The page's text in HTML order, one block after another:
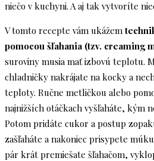
niečo v kuchyni. A aj tak vytvoríte
V tomto recepte vám ukážem
pomocou šľahania (tzv. creaming
suroviny musia mať izbovú teplotu.
chladničky nakrájate na kocky a
teploty. Ručne metličkou alebo
najnižších otáčkach vyšľaháte, kým
Potom pridáte cukor a postup
zašľaháte a nakoniec prisypete
pár krát premiešate šľahačom,